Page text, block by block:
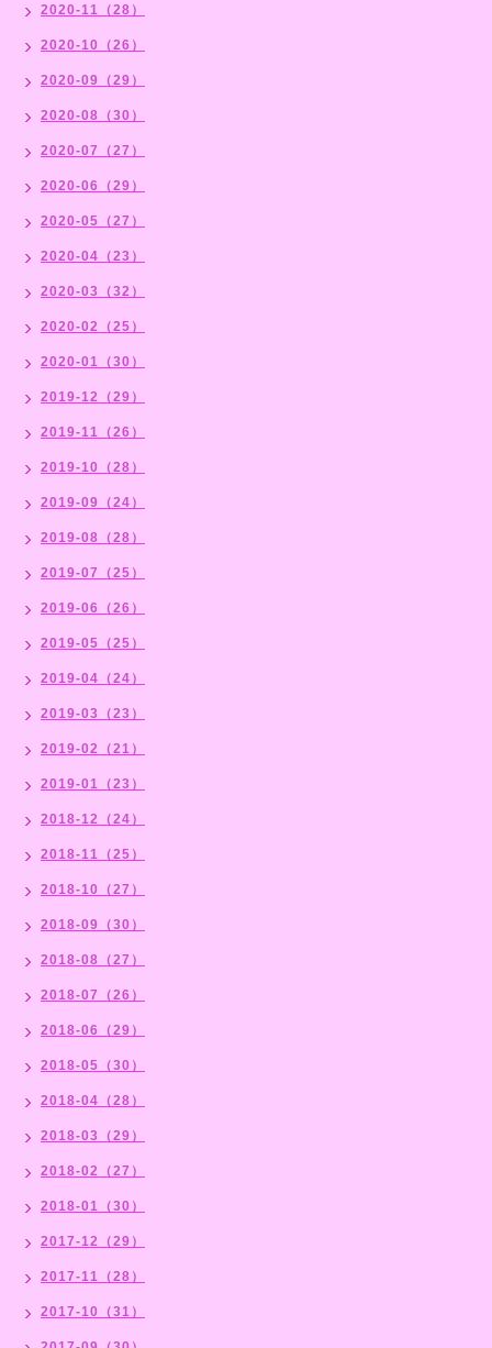
2020-11（28）
2020-10（26）
2020-09（29）
2020-08（30）
2020-07（27）
2020-06（29）
2020-05（27）
2020-04（23）
2020-03（32）
2020-02（25）
2020-01（30）
2019-12（29）
2019-11（26）
2019-10（28）
2019-09（24）
2019-08（28）
2019-07（25）
2019-06（26）
2019-05（25）
2019-04（24）
2019-03（23）
2019-02（21）
2019-01（23）
2018-12（24）
2018-11（25）
2018-10（27）
2018-09（30）
2018-08（27）
2018-07（26）
2018-06（29）
2018-05（30）
2018-04（28）
2018-03（29）
2018-02（27）
2018-01（30）
2017-12（29）
2017-11（28）
2017-10（31）